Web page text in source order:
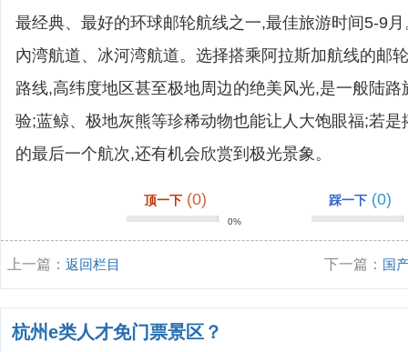
最经典、最好的环球邮轮航线之一,最佳旅游时间5-9
內湾航道、冰河湾航道。选择搭乘阿拉斯加航线的邮
路线,高纬度地区甚至极地周边的绝美风光,是一般陆
验;蓝鲸、极地灰熊等珍稀动物也能让人大饱眼福;若
的最后一个航次,还有机会欣赏到极光景象。
顶一下 (0)
0%
踩一下 (0)
上一篇： 返回栏目 下一篇： 国
国外的邮轮
杭州e类人才免门票景区？